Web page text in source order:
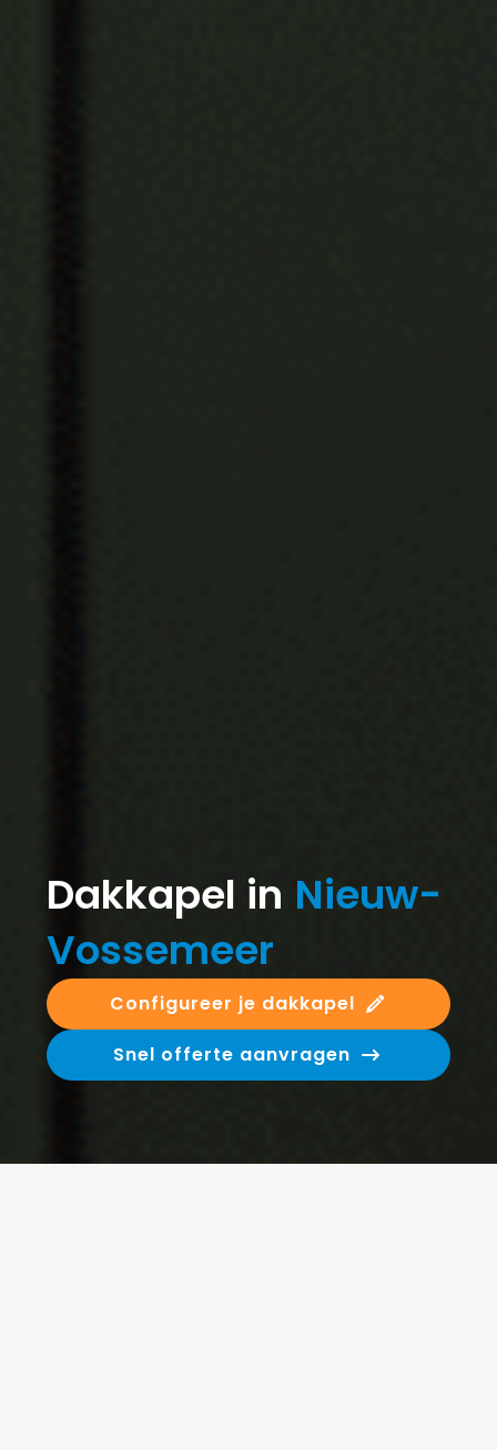
Dakkapel in Nieuw-
Vossemeer
Configureer je dakkapel
Snel offerte aanvragen